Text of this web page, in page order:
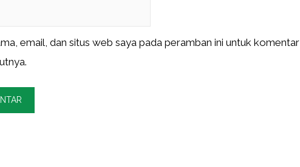
email, dan situs web saya pada peramban ini untuk komentar